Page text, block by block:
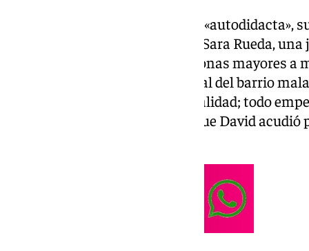
Aunque se considera un artista «autodidacta»,
digital ha nacido de la mano de Sara Rueda,
Bellas Artes, que enseña a personas mayores
electrónicos en un pequeño local del barrio
de ambos se cruzaron por casualidad; todo
copistería de La Alameda, a la que David